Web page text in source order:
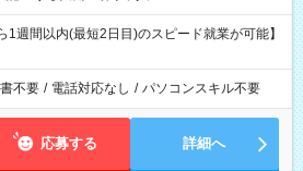
1週間以内(最短2日目)のスピード就業が可能】
不要 / 電話対応なし / パソコンスキル不要
応募する 詳細へ